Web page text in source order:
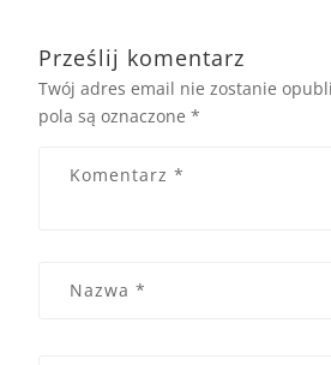
Prześlij komentarz
Twój adres email nie zostanie
pola są oznaczone*